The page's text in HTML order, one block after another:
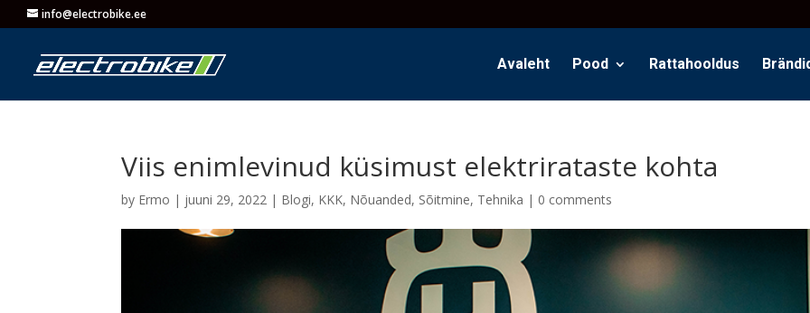
info@electrobike.ee
Avaleht Pood Rattahooldus
Viis enimlevinud küsimust elektrirataste kohta
by Ermo | juuni 29, 2022 | Blogi, KKK, Nõuanded, Sõitmine, Tehnika | 0 comments